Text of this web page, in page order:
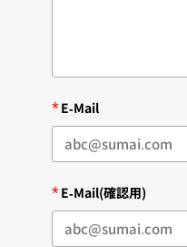
*E-Mail
*E-Mail(確認用)